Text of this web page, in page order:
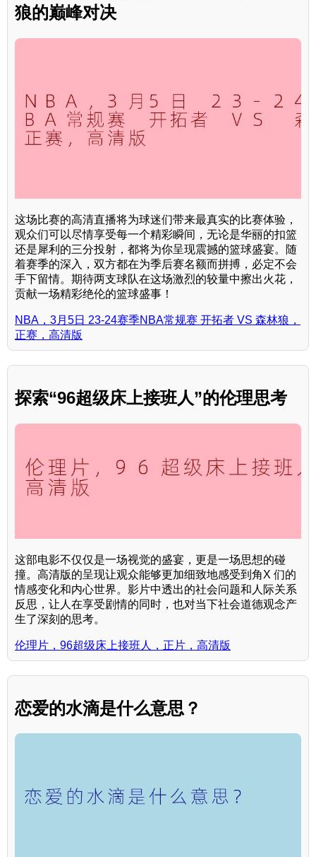
狼的巅峰对决
这场比赛的高清直播将为球迷们带来最真实的比赛体验，
观众们可以尽情享受每一个精彩瞬间，无论是华丽的扣篮
还是犀利的三分投射，都将为你呈现震撼的篮球盛宴。随
着赛季的深入，双方都在为季后赛名额而拼搏，必定不会
手下留情。期待两支球队在这场激烈的较量中擦出火花，
贡献一场精彩绝伦的篮球盛事！
NBA，3月5日 23-24赛季NBA常规赛 开拓者 VS 森林狼，
正赛，高清版
探索“96超级床上接班人”的伦理思考
这部电影不仅仅是一场视觉的盛宴，更是一场思想的碰
撞。高清版的呈现让观众能够更加细致地感受到角X 们的
情感变化和内心世界。影片中透出的社会问题和人际关系
反思，让人在享受剧情的同时，也对当下社会道德观念产
生了深刻的思考。
伦理片，96超级床上接班人，正片，高清版
恋爱的水滴是什么意思？